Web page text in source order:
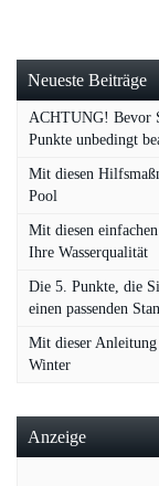
Neueste Beiträge
ACHTUNG! Bevor
Punkte unbedingt
Mit diesen
Pool
Mit diesen
Ihre Wasserqualität
Die 5. Punkte, die
einen passenden
Mit dieser
Winter
Anzeige